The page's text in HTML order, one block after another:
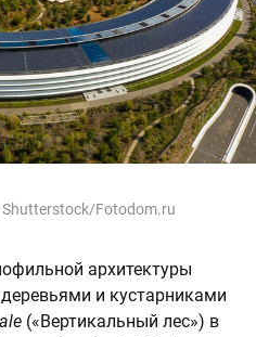
Shutterstock/Fotodom.ru
архитектуры
и кустарниками
(«Вертикальный лес») в